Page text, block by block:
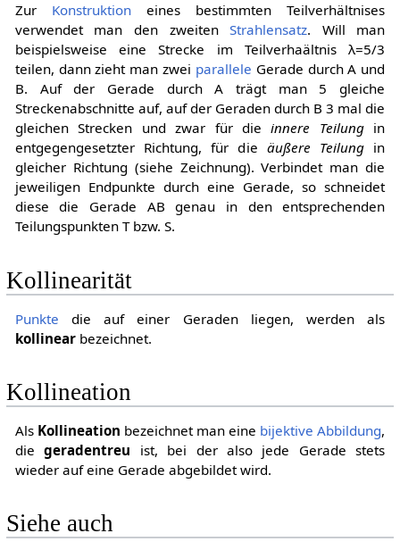
Zur Konstruktioneines bestimmten Teilverhältnises
verwendet man den zweitenStrahlensatz. Will man
beispielsweise eine Strecke im Teilverhaältnisλ=5/3
teilen, dann zieht man zwei parallele Gerade durchA und
B. Auf der Gerade durchA trägt man 5 gleiche
Streckenabschnitte auf, auf der Geraden durch B 3 mal die
gleichen Strecken und zwar für dieinnere Teilungin
entgegengesetzter Richtung, für die äußere Teilungin
gleicher Richtung (siehe Zeichnung). Verbindet man die
jeweiligen Endpunkte durch eine Gerade, so schneidet
diese die Gerade AB genau in den entsprechenden
Teilungspunkten Tbzw. S.
Kollinearität
Punkte die auf einer Geraden liegen, werden als
kollinearbezeichnet.
Kollineation
Als Kollineation bezeichnet man eine bijektive Abbildung,
diegeradentreu ist, bei der also jede Gerade stets
wieder auf eine Gerade abgebildet wird.
Siehe auch